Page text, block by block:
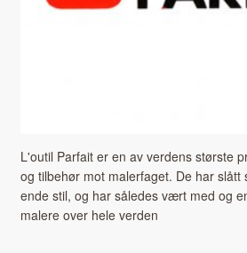
L'outil Par­fait er en av ver­dens største
og tilbe­hør mot malerfaget. De har
ende stil, og har således vært med og
malere over hele ver­den